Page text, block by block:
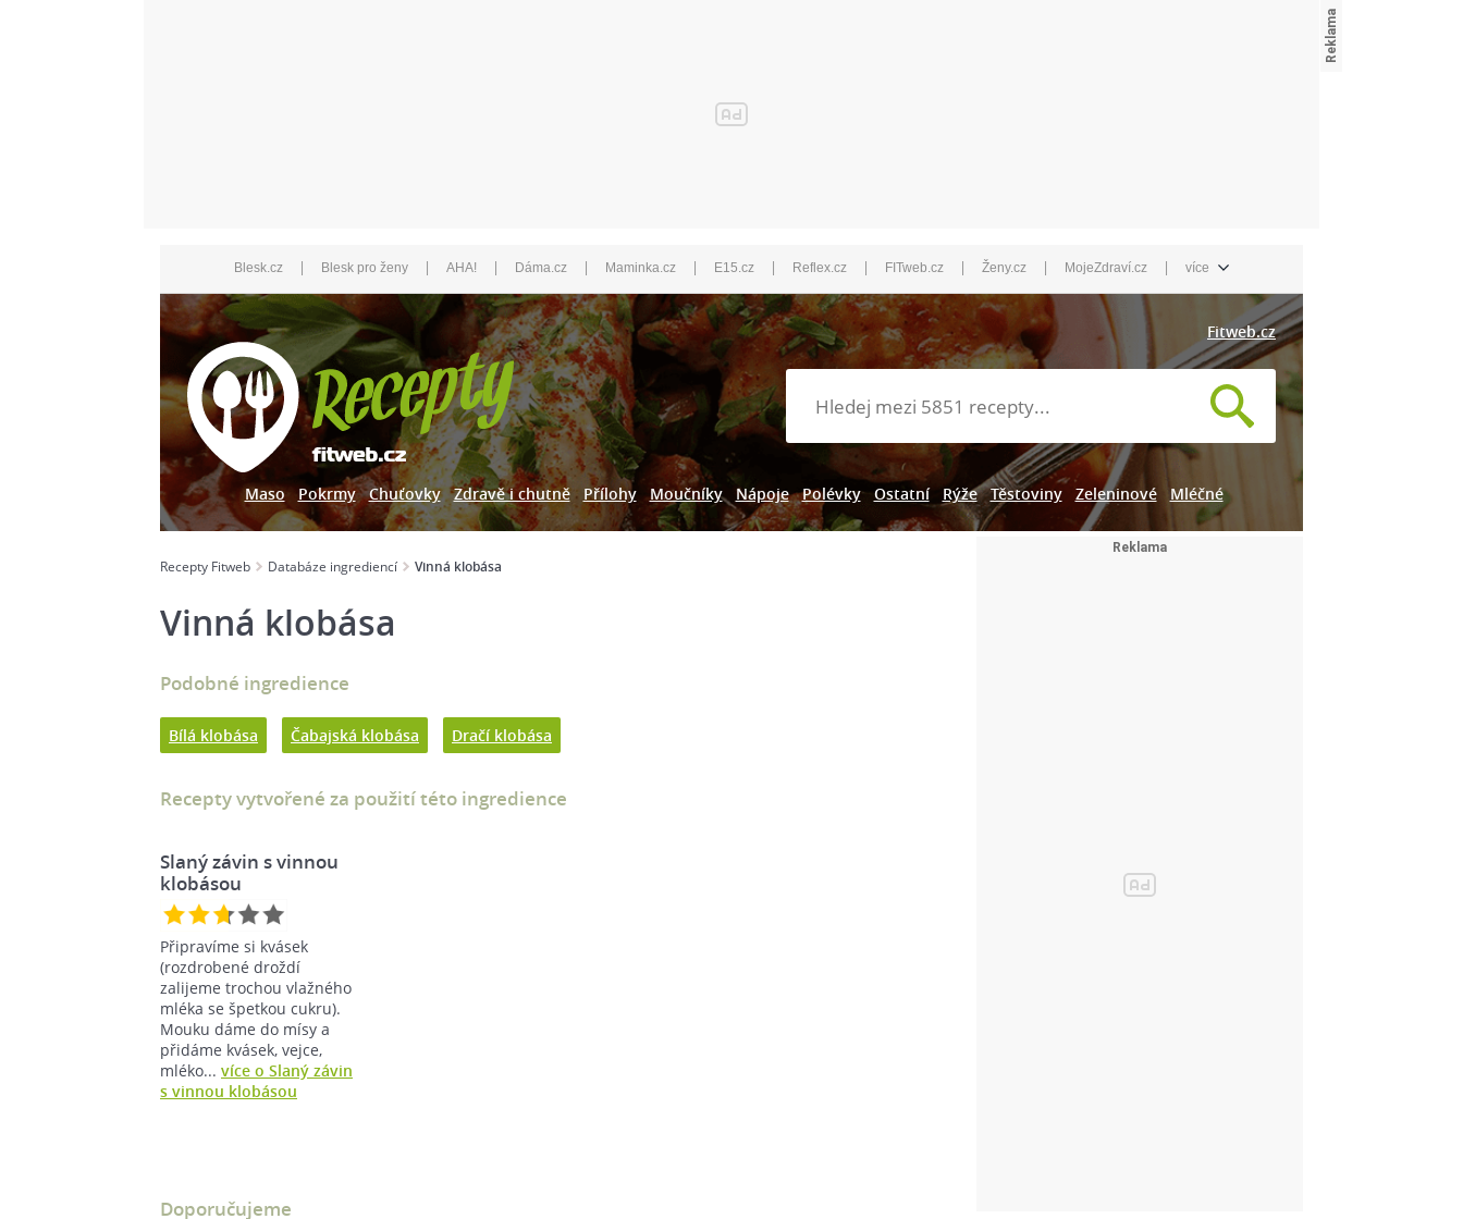
Blesk.cz | Blesk pro ženy | AHA! | Dáma.cz | Maminka.cz | E15.cz | Reflex.cz | FITweb.cz | Ženy.cz | MojeZdraví.cz | více
Fitweb.cz
Maso Pokrmy Chuťovky Zdravě i chutně Přílohy Moučníky Nápoje Polévky Ostatní Rýže Těstoviny Zeleninové Mléčné
Recepty Fitweb Databáze ingrediencí Vinná klobása
Vinná klobása
Podobné ingredience
Bílá klobása Čabajská klobása Dračí klobása
Recepty vytvořené za použití této ingredience
Slaný závin s vinnou
klobásou
Připravíme si kvásek
(rozdrobené droždí
zalijeme trochou vlažného
mléka se špetkou cukru).
Mouku dáme do mísy a
přidáme kvásek, vejce,
mléko... více o Slaný závin
s vinnou klobásou
Doporučujeme